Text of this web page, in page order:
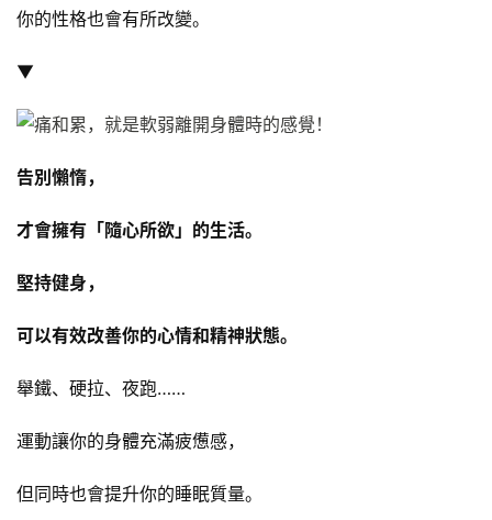
劃
氧
運
動
訓
心
量
練
增
你的性格也會有所改變。
▼
告別懶惰，
才會擁有「隨心所欲」的生活。
堅持健身，
可以有效改善你的心情和精神狀態。
舉鐵、硬拉、夜跑……
運動讓你的身體充滿疲憊感，
但同時也會提升你的睡眠質量。